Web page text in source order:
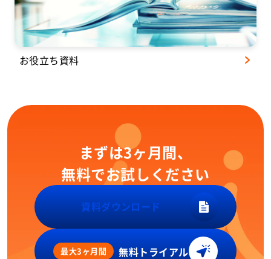
お役立ち資料
まずは3ヶ月間、
無料でお試しください
資料ダウンロード
最大3ヶ月間 無料トライアル